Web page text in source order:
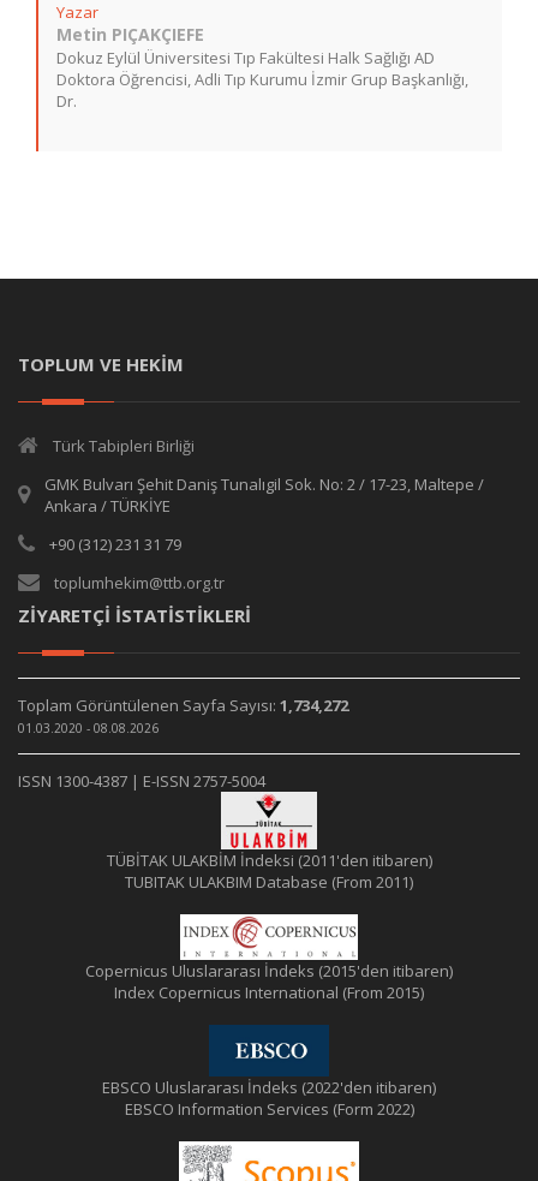
Yazar
Metin PIÇAKÇIEFE
Dokuz Eylül Üniversitesi Tıp Fakültesi Halk Sağlığı AD
Doktora Öğrencisi, Adli Tıp Kurumu İzmir Grup Başkanlığı,
Dr.
TOPLUM VE HEKİM
Türk Tabipleri Birliği
GMK Bulvarı Şehit Daniş Tunalıgil Sok. No: 2 / 17-23, Maltepe /
Ankara / TÜRKİYE
+90 (312) 231 31 79
toplumhekim@ttb.org.tr
ZİYARETÇİ İSTATİSTİKLERİ
Toplam Görüntülenen Sayfa Sayısı: 1,734,272
01.03.2020 - 08.08.2026
ISSN 1300-4387 | E-ISSN 2757-5004
TÜBİTAK ULAKBİM İndeksi (2011'den itibaren)
TUBITAK ULAKBIM Database (From 2011)
Copernicus Uluslararası İndeks (2015'den itibaren)
Index Copernicus International (From 2015)
EBSCO Uluslararası İndeks (2022'den itibaren)
EBSCO Information Services (Form 2022)